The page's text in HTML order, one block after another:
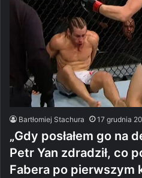
Bartłomiej Stachura 17 grudnia
„Gdy posłałem go na
Petr Yan zdradził, co
Fabera po pierwszym